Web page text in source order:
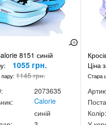
8151 синій
1055 грн.
пару: 1145 грн.
2073635
Calorie
синій
Ціна
Стара
Колір: